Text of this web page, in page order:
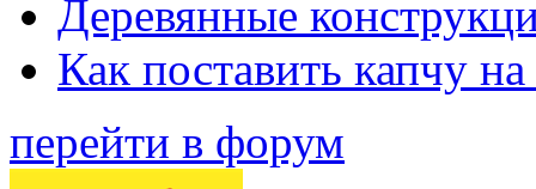
Деревянные
Как поставить капчу
перейти в форум